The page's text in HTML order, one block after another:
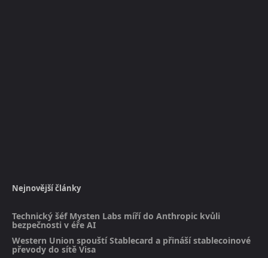
Nejnovější články
Technický šéf Mysten Labs míří do Anthropic kvůli
bezpečnosti v éře AI
Western Union spouští Stablecard a přináší stablecoinové
převody do sítě Visa